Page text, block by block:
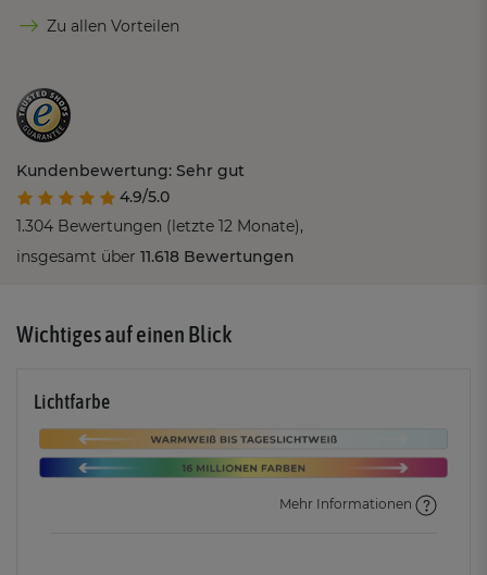
Zu allen Vorteilen
Kundenbewertung: Sehr gut
4.9/5.0
1.304 Bewertungen (letzte 12 Monate),
insgesamt über 11.618 Bewertungen
Wichtiges auf einen Blick
Lichtfarbe
Mehr Informationen